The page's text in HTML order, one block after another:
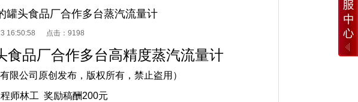
罐头食品厂合作多台蒸汽流量计
16:50:58 点击： 9198
食品厂合作多台高精度蒸汽流量计
限公司原创发布，版权所有，禁止盗用）
师林工 奖励稿酬200元